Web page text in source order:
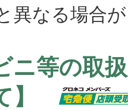
なる場合が
ニ等の取
】